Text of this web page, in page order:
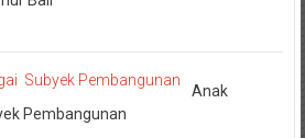
Anak
Pembangunan